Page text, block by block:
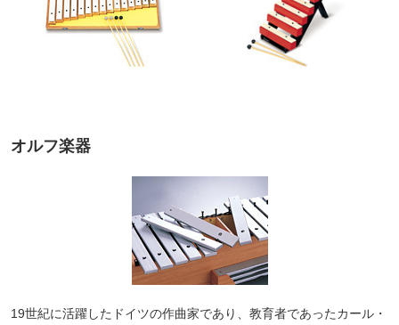
オルフ楽器
19世紀に活躍したドイツの作曲家であり、教育者であったカール・